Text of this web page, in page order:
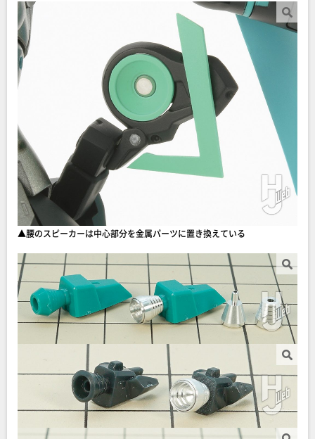
▲腰のスピーカーは中心部分を金属パーツに置き換えている